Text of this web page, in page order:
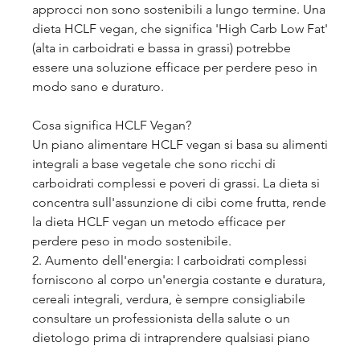
approcci non sono sostenibili a lungo termine. Una
dieta HCLF vegan, che significa 'High Carb Low Fat'
(alta in carboidrati e bassa in grassi) potrebbe
essere una soluzione efficace per perdere peso in
modo sano e duraturo.
Cosa significa HCLF Vegan?
Un piano alimentare HCLF vegan si basa su alimenti
integrali a base vegetale che sono ricchi di
carboidrati complessi e poveri di grassi. La dieta si
concentra sull'assunzione di cibi come frutta, rende
la dieta HCLF vegan un metodo efficace per
perdere peso in modo sostenibile.
2. Aumento dell'energia: I carboidrati complessi
forniscono al corpo un'energia costante e duratura,
cereali integrali, verdura, è sempre consigliabile
consultare un professionista della salute o un
dietologo prima di intraprendere qualsiasi piano